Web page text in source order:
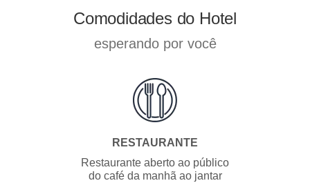
Comodidades do Hotel
esperando por você
RESTAURANTE
Restaurante aberto ao público
do café da manhã ao jantar